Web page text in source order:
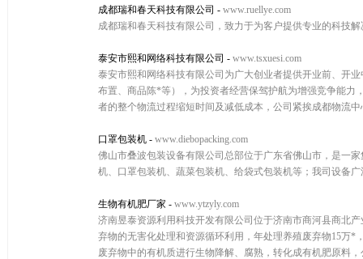
成都瑞和春天科技有限公司 - www.ruellye.com
成都瑞和春天科技有限公司，致力于为客户提供专业的科技
泰安市熙和网络科技有限公司 - www.tsxuesi.com
泰安市熙和网络科技有限公司为广大创业者提供开业前、开
布置、商品陈*等），为投资者经营保驾护航为增强竞争能力
者的整个物流过程缩短时间及减低成本，公司紧挨成都物流
口罩包装机 - www.diebopacking.com
佛山市叠波包装设备有限公司总部位于广东省佛山市，是一
机、口罩包装机、蔬菜包装机、给袋式包装机等；我司设备
生物有机肥厂家 - www.ytzyly.com
济南昱泰资源利用科技开发有限公司位于济南市商河县商北
弃物的无害化处理和资源循环利用，年处理养殖废弃物15万
废弃物中的有机质进行生物降解、腐熟，转化成有机肥原料